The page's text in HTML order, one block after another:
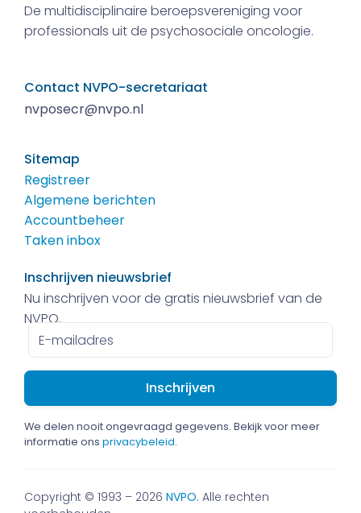
De multidisciplinaire beroepsvereniging voor
professionals uit de psychosociale oncologie.
Contact NVPO-secretariaat
nvposecr@nvpo.nl
Sitemap
Registreer
Algemene berichten
Accountbeheer
Taken inbox
Inschrijven nieuwsbrief
Nu inschrijven voor de gratis nieuwsbrief van de
NVPO.
E-
mailadres
We delen nooit ongevraagd gegevens. Bekijk voor meer
informatie ons privacybeleid.
Copyright © 1993 – 2026 NVPO. Alle rechten